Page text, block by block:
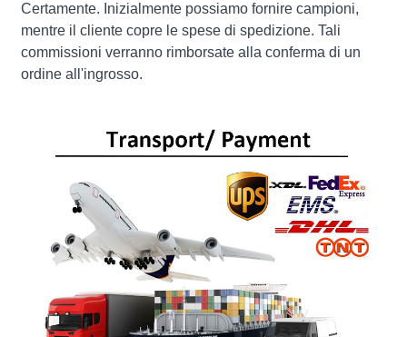
Certamente. Inizialmente possiamo fornire campioni,
mentre il cliente copre le spese di spedizione. Tali
commissioni verranno rimborsate alla conferma di un
ordine all'ingrosso.